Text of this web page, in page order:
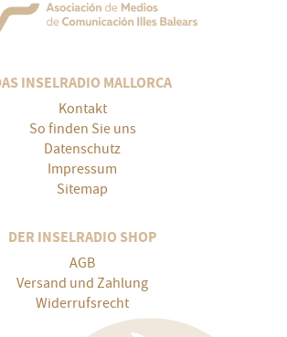
INSELRADIO MALLORCA
Kontakt
So finden Sie uns
Datenschutz
Impressum
Sitemap
DER INSELRADIO SHOP
AGB
Versand und Zahlung
Widerrufsrecht